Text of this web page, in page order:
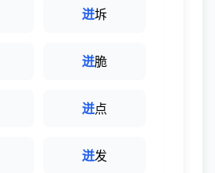
迸坼
迸脆
迸点
迸发